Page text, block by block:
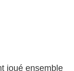
joué ensemble